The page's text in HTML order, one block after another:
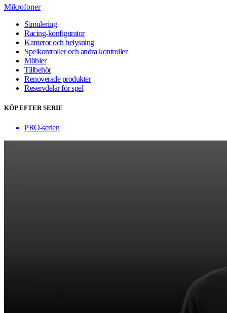
Mikrofoner
Simulering
Racing-konfigurator
Kameror och belysning
Spelkontroller och andra kontroller
Möbler
Tillbehör
Renoverade produkter
Reservdelar för spel
KÖP EFTER SERIE
PRO-serien